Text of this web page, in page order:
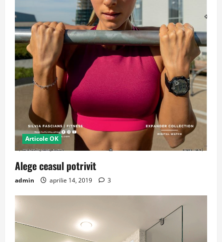
Articole OK
Alege ceasul potrivit
admin aprilie 14, 2019 3